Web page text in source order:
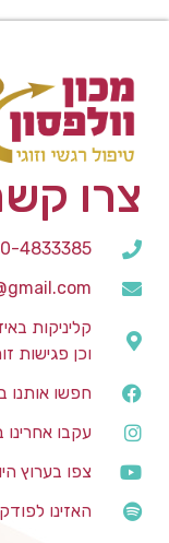
צרו
4833385
קליניקות
וכן פגישות
חפשו אותנו
עקבו
צפו בערוץ
האזינו